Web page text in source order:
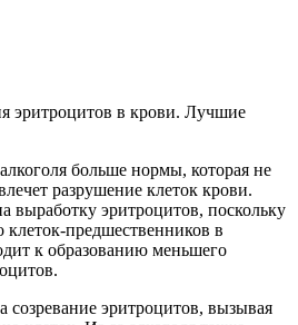
больше нормы, которая не
разрушение клеток крови.
выработку эритроцитов, поскольку
клеток-предшественников в
к образованию меньшего
созревание эритроцитов, вызывая